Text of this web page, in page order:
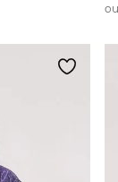
ou